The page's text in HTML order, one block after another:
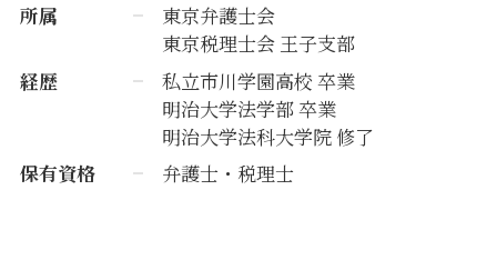
所属
東京弁護士会
東京税理士会 王子支部
経歴
私立市川学園高校 卒業
明治大学法学部 卒業
明治大学法科大学院 修了
保有資格
弁護士・税理士